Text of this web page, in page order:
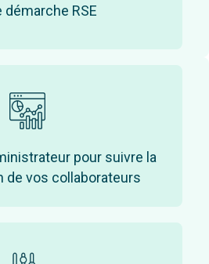
démarche RSE
pour suivre la
de vos collaborateurs